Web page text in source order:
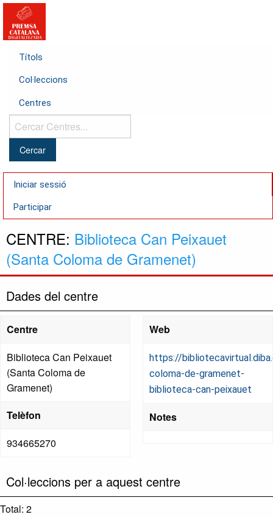
Títols
Col·leccions
Centres
Cercar
Centres...
Iniciar sessió
Participar
CENTRE: Biblioteca Can Peixauet
(Santa Coloma de Gramenet)
Dades del centre
Centre
Biblioteca Can Peixauet
(Santa Coloma de
Gramenet)
Telèfon
934665270
Web
https://
coloma-de-gramenet-
biblioteca-can-peixauet
Notes
Col·leccions per a aquest centre
Total: 2